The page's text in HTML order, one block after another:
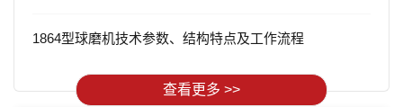
1864型球磨机技术参数、结构特点及工作流程
查看更多 >>